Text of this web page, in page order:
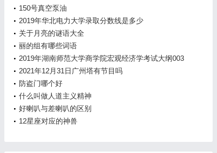
150号真空泵油
2019年华北电力大学录取分数线是多少
关于月亮的谜语大全
丽的组有哪些词语
2019年湖南师范大学商学院宏观经济学考试大纲003
2021年12月31日广州塔有节目吗
防盗门哪个好
什么叫做人道主义精神
好喇叭与差喇叭的区别
12星座对应的神兽